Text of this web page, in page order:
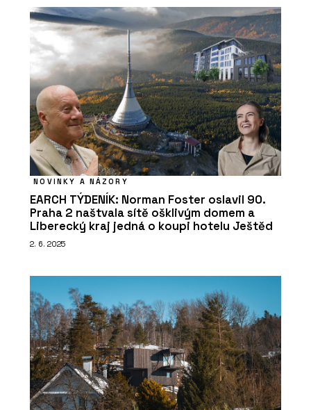
NOVINKY A NÁZORY
EARCH TÝDENÍK: Norman Foster oslavil 90.
Praha 2 naštvala sítě ošklivým domem a
Liberecký kraj jedná o koupi hotelu Ještěd
2. 6. 2025